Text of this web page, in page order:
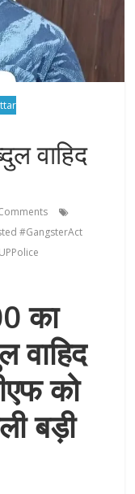
वाहिद
#GangsterAct
का
वाहिद
को
बड़ी